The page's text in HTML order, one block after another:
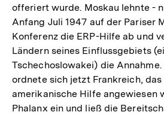
offeriert wurde. Moskau lehnte -
Anfang Juli 1947 auf der Pariser
Konferenz die ERP-Hilfe ab und
Ländern seines Einflussgebiets
Tschechoslowakei) die
ordnete sich jetzt Frankreich,
amerikanische Hilfe angewiesen
Phalanx ein und ließ die